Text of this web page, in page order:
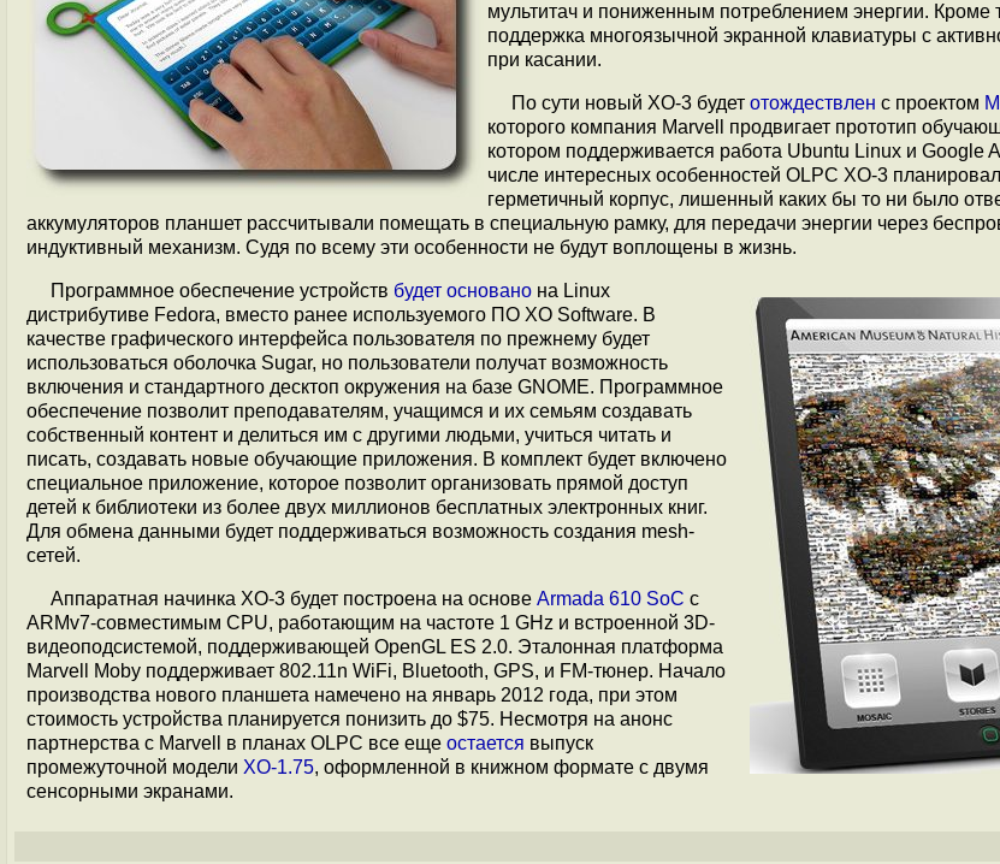
мультитач и пониженным потреблением энергии. Кроме
поддержка многоязычной экранной клавиатуры с
при касании.
По сути новый XO-3 будет отождествлен с проектом
которого компания Marvell продвигает прототип
котором поддерживается работа Ubuntu Linux и Google
числе интересных особенностей OLPC XO-3
герметичный корпус, лишенный каких бы то ни было
аккумуляторов планшет рассчитывали помещать в специальную рамку, для передачи энергии через
индуктивный механизм. Судя по всему эти особенности не будут воплощены в жизнь.
Программное обеспечение устройств будет основано на Linux
дистрибутиве Fedora, вместо ранее используемого ПО XO Software. В
качестве графического интерфейса пользователя по прежнему будет
использоваться оболочка Sugar, но пользователи получат возможность
включения и стандартного десктоп окружения на базе GNOME. Программное
обеспечение позволит преподавателям, учащимся и их семьям создавать
собственный контент и делиться им с другими людьми, учиться читать и
писать, создавать новые обучающие приложения. В комплект будет включено
специальное приложение, которое позволит организовать прямой доступ
детей к библиотеки из более двух миллионов бесплатных электронных книг.
Для обмена данными будет поддерживаться возможность создания mesh-
сетей.
Аппаратная начинка XO-3 будет построена на основе Armada 610 SoC с
ARMv7-совместимым CPU, работающим на частоте 1 GHz и встроенной 3D-
видеоподсистемой, поддерживающей OpenGL ES 2.0. Эталонная платформа
Marvell Moby поддерживает 802.11n WiFi, Bluetooth, GPS, и FM-тюнер. Начало
производства нового планшета намечено на январь 2012 года, при этом
стоимость устройства планируется понизить до $75. Несмотря на анонс
партнерства с Marvell в планах OLPC все еще остается выпуск
промежуточной модели XO-1.75, оформленной в книжном формате с двумя
сенсорными экранами.